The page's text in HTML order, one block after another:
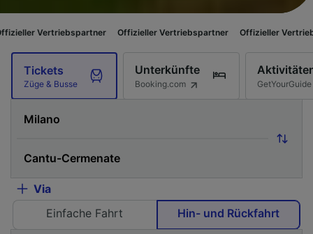
Offizieller Vertriebspartner Offizieller Vertriebspartner
Tickets
Züge & Busse
Unterkünfte
Booking.com GetYourGuide
Via
Einfache Fahrt
Hin- und Rückfahrt